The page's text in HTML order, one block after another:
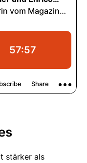
stärker als